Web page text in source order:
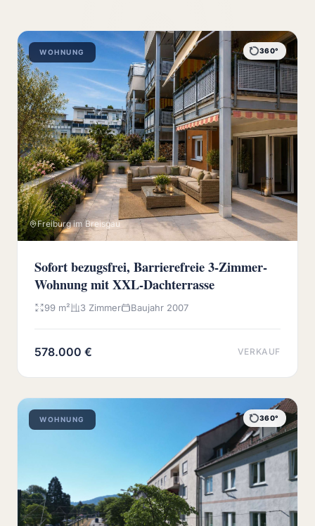
WOHNUNG 360°
Freiburg im Breisgau
Sofort bezugsfrei, Barrierefreie 3-Zimmer-
Wohnung mit XXL-Dachterrasse
99 m² 3 Zimmer Baujahr 2007
578.000 € VERKAUF
WOHNUNG 360°